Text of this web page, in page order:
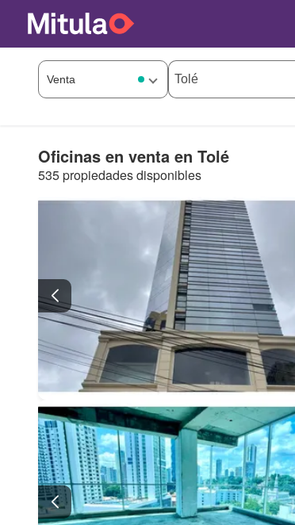
Oficinas en venta en Tolé
535 propiedades disponibles